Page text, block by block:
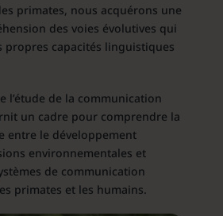
primates, nous acquérons une
des voies évolutives qui
propres capacités linguistiques
l’étude de la communication
un cadre pour comprendre la
entre le développement
environnementales et
de communication
primates et les humains.